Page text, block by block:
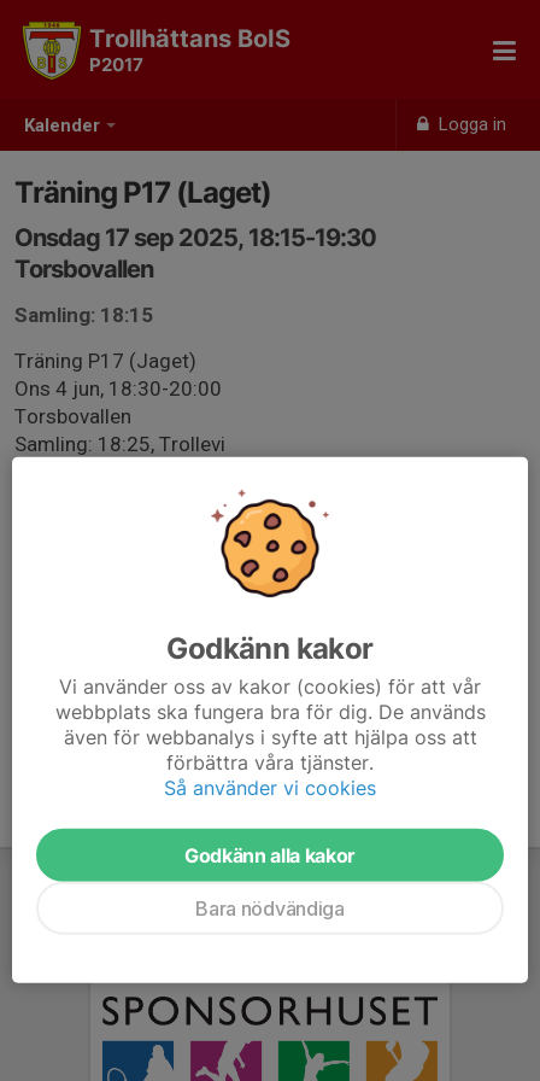
Kalender Logga in
Trollhättans BoIS
P2017
Träning P17 (Laget)
Onsdag 17 sep 2025, 18:15-19:30
Torsbovallen
Samling: 18:15
Träning P17 (Jaget)
Ons 4 jun, 18:30-20:00
Torsbovallen
Samling: 18:25, Trollevi
Vi tränar mer på matchsspel och andra typer av
Det är bättre vi ledare kan se ett svar än flera som inte
har besvarat
Godkänn kakor
Vi använder oss av kakor (cookies) för att vår
webbplats ska fungera bra för dig. De används
även för webbanalys i syfte att hjälpa oss att
förbättra våra tjänster.
Så använder vi cookies
Godkänn alla kakor
Bara nödvändiga